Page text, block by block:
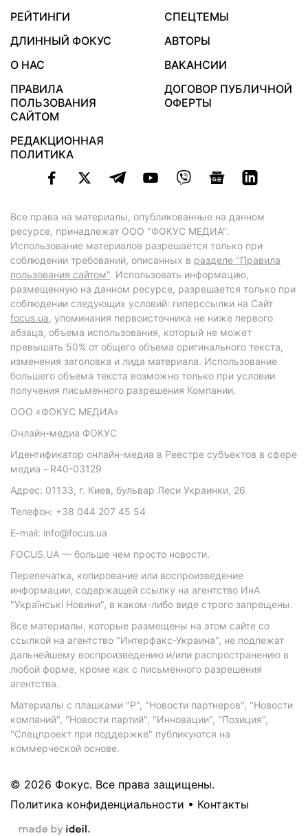
РЕЙТИНГИ
СПЕЦТЕМЫ
ДЛИННЫЙ ФОКУС
АВТОРЫ
О НАС
ВАКАНСИИ
ПРАВИЛА
ПОЛЬЗОВАНИЯ
САЙТОМ
ДОГОВОР ПУБЛИЧНОЙ
ОФЕРТЫ
РЕДАКЦИОННАЯ
ПОЛИТИКА
Все права на материалы, опубликованные на данном
ресурсе, принадлежат ООО "ФОКУС МЕДИА".
Использование материалов разрешается только при
соблюдении требований, описанных в разделе "Правила
пользования сайтом". Использовать информацию,
размещенную на данном ресурсе, разрешается только при
соблюдении следующих условий: гиперссылки на Сайт
focus.ua, упоминания первоисточника не ниже первого
абзаца, объема использования, который не может
превышать 50% от общего объема оригинального текста,
изменения заголовка и лида материала. Использование
большего объема текста возможно только при условии
получения письменного разрешения Компании.
ООО «ФОКУС МЕДИА»
Онлайн-медиа ФОКУС
Идентификатор онлайн-медиа в Реестре субъектов в сфере
медиа - R40-03129
Адрес: 01133, г. Киев, бульвар Леси Украинки, 26
Телефон: +38 044 207 45 54
E-mail: info@focus.ua
FOCUS.UA — больше чем просто новости.
Перепечатка, копирование или воспроизведение
информации, содержащей ссылку на агентство ИнА
"Українські Новини", в каком-либо виде строго запрещены.
Все материалы, которые размещены на этом сайте со
ссылкой на агентство "Интерфакс-Украина", не подлежат
дальнейшему воспроизведению и/или распространению в
любой форме, кроме как с письменного разрешения
агентства.
Материалы с плашками "Р", "Новости партнеров", "Новости
компаний", "Новости партий", "Инновации", "Позиция",
"Спецпроект при поддержке" публикуются на
коммерческой основе.
© 2026 Фокус. Все права защищены.
Политика конфиденциальности • Контакты